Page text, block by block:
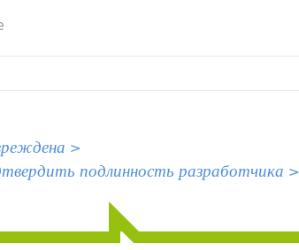
>
подлинность разработчика >